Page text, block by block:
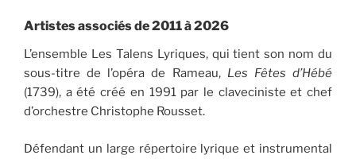
Artistes associés de 2011 à 2026
L’ensemble Les Talens Lyriques, qui tient son nom du
sous-titre de l’opéra de Rameau, Les Fêtes d’Hébé
(1739), a été créé en 1991 par le claveciniste et chef
d’orchestre Christophe Rousset.
Défendant un large répertoire lyrique et instrumental